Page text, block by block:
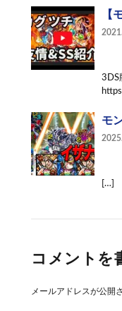
【
3DS
モ
[…]
コメントを
メールアドレスが公開